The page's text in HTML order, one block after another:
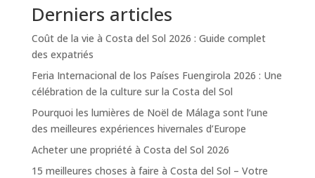
Derniers articles
Coût de la vie à Costa del Sol 2026 : Guide complet
des expatriés
Feria Internacional de los Países Fuengirola 2026 : Une
célébration de la culture sur la Costa del Sol
Pourquoi les lumières de Noël de Málaga sont l’une
des meilleures expériences hivernales d’Europe
Acheter une propriété à Costa del Sol 2026
15 meilleures choses à faire à Costa del Sol – Votre